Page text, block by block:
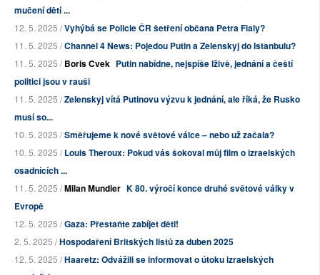
mučení dětí ...
12. 5. 2025 /Vyhýbá se Policie ČR šetření občana Petra Fialy?
11. 5. 2025 /Channel 4 News: Pojedou Putin a Zelenskyj do Istanbulu?
11. 5. 2025 /Boris Cvek Putin nabídne, nejspíše lživě, jednání a čeští
politici jsou v rauši
11. 5. 2025 /Zelenskyj vítá Putinovu výzvu k jednání, ale říká, že Rusko
musí so...
10. 5. 2025 /Směřujeme k nové světové válce – nebo už začala?
10. 5. 2025 /Louis Theroux: Pokud vás šokoval můj film o izraelských
osadnících ...
11. 5. 2025 /Milan Mundier K 80. výročí konce druhé světové války v
Evropě
12. 5. 2025 /Gaza: Přestaňte zabíjet děti!
2. 5. 2025 /Hospodaření Britských listů za duben 2025
12. 5. 2025 /Haaretz: Odvážili se informovat o útoku izraelských